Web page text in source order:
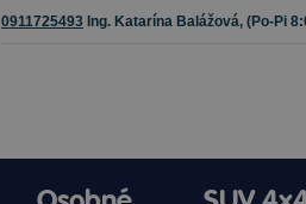
0911725493 Ing. Katarína Balážová, (Po-Pi